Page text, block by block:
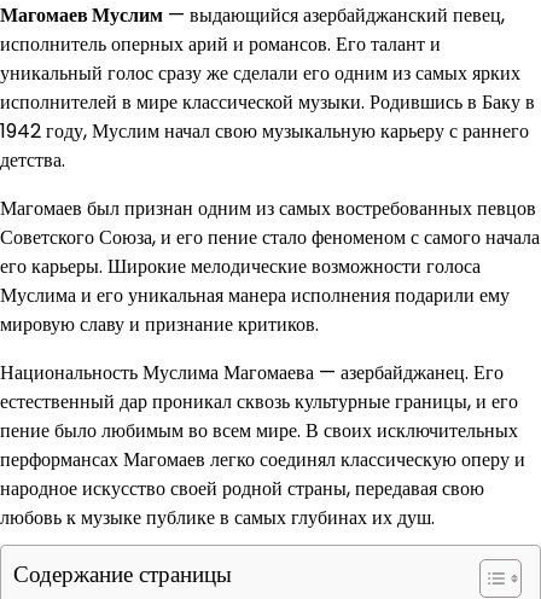
Магомаев Муслим — выдающийся азербайджанский певец,
исполнитель оперных арий и романсов. Его талант и
уникальный голос сразу же сделали его одним из самых ярких
исполнителей в мире классической музыки. Родившись в Баку в
1942 году, Муслим начал свою музыкальную карьеру с раннего
детства.
Магомаев был признан одним из самых востребованных певцов
Советского Союза, и его пение стало феноменом с самого начала
его карьеры. Широкие мелодические возможности голоса
Муслима и его уникальная манера исполнения подарили ему
мировую славу и признание критиков.
Национальность Муслима Магомаева — азербайджанец. Его
естественный дар проникал сквозь культурные границы, и его
пение было любимым во всем мире. В своих исключительных
перформансах Магомаев легко соединял классическую оперу и
народное искусство своей родной страны, передавая свою
любовь к музыке публике в самых глубинах их душ.
Содержание страницы